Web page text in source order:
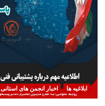
ابلاغیه ها اخبار انجمن های استانی